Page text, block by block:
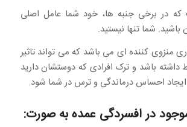
در برخی جنبه ها، خود شما عامل اصلی
شما تنها نیستید.
منزوی کننده ای می باشد که می تواند تاثیر
داشته باشد و ترک افرادی که دوستشان دارید
ایجاد احساس درماندگی و ترس در شما شود.
در افسردگی عمده به صورت: